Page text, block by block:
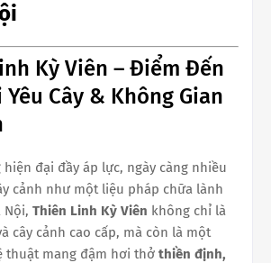
Kỳ Viên – Điểm Đến
Cây & Không Gian
đại đầy áp lực, ngày càng nhiều
cảnh như một liệu pháp chữa lành
Nội, Thiên Linh Kỳ Viên không chỉ là
cây cảnh cao cấp, mà còn là một
thuật mang đậm hơi thở thiền định,